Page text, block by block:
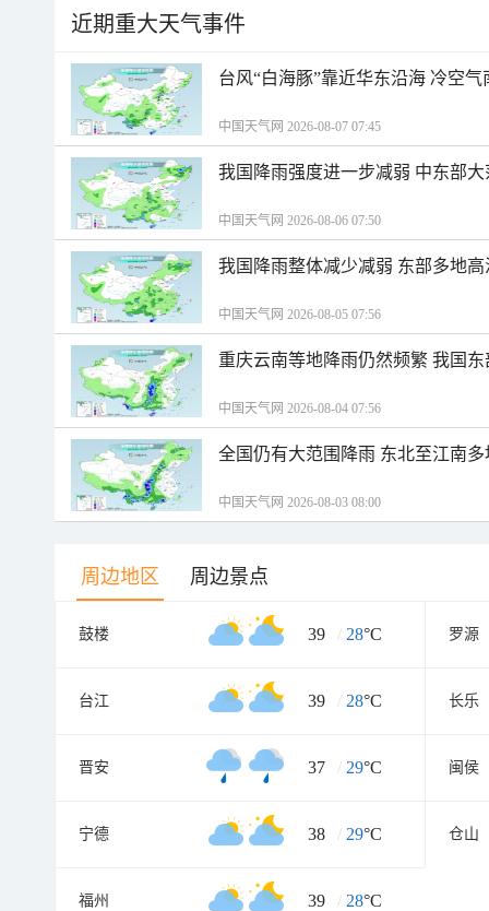
近期重大天气事件
台风“白海豚”靠近华东沿海 冷空
中国天气网 2026-08-07 07:45
我国降雨强度进一步减弱 中东部
中国天气网 2026-08-06 07:50
我国降雨整体减少减弱 东部多地
中国天气网 2026-08-05 07:56
重庆云南等地降雨仍然频繁 我国
中国天气网 2026-08-04 07:56
全国仍有大范围降雨 东北至江南
中国天气网 2026-08-03 08:00
周边地区 周边景点
鼓楼 39 / 28°C 罗源
台江 39 / 28°C 长乐
晋安 37 / 29°C 闽侯
宁德 38 / 29°C 仓山
福州 39 / 28°C